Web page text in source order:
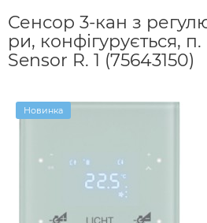
Сенсор 3-кан з
ри, конфігурується, п.
Sensor R. 1 (75643150)
Новинка